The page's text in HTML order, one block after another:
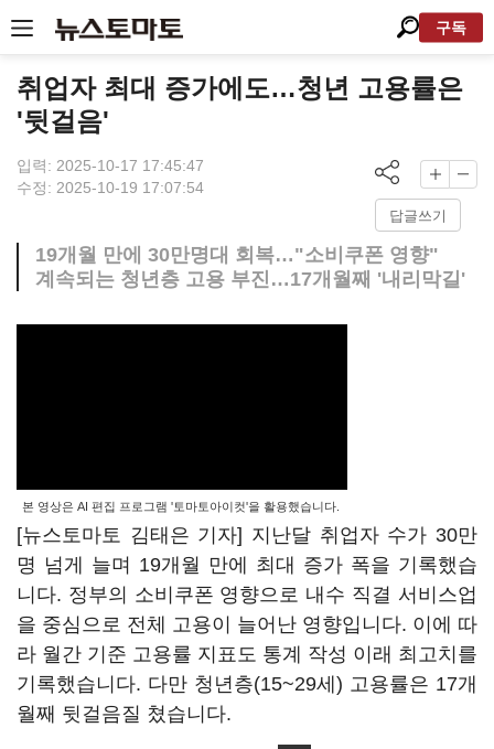
구독
취업자 최대 증가에도…청년 고용률은
'뒷걸음'
입력: 2025-10-17 17:45:47
수정: 2025-10-19 17:07:54
답글쓰기
19개월 만에 30만명대 회복…"소비쿠폰 영향"
계속되는 청년층 고용 부진…17개월째 '내리막길'
본 영상은 AI 편집 프로그램 '토마토아이컷'을 활용했습니다.
[뉴스토마토 김태은 기자] 지난달 취업자 수가 30만
명 넘게 늘며 19개월 만에 최대 증가 폭을 기록했습
니다. 정부의 소비쿠폰 영향으로 내수 직결 서비스업
을 중심으로 전체 고용이 늘어난 영향입니다. 이에 따
라 월간 기준 고용률 지표도 통계 작성 이래 최고치를
기록했습니다. 다만 청년층(15~29세) 고용률은 17개
월째 뒷걸음질 쳤습니다.